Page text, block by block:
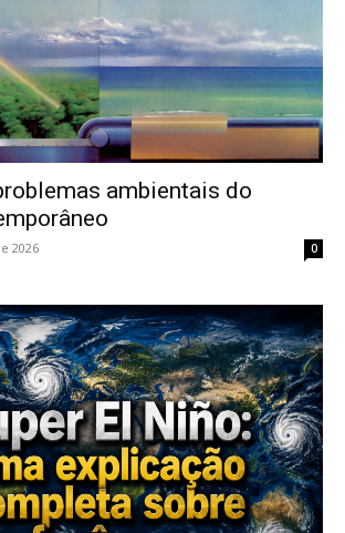
ambientais do
2026 0